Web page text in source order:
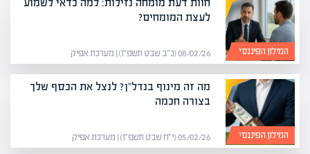
המילון הפיננסי
חוות דעת מומחה נזילות: למה כדאי לשמוע
לעצת המומחים?
08/02/26 (כ״ב שבט תשפ״ו) | מערכת אפיק
המילון הפיננסי
מה זה מינוף בנדל"ן? לנצל את הכסף שלך
בצורה חכמה
05/02/26 (י״ח שבט תשפ״ו) | מערכת אפיק